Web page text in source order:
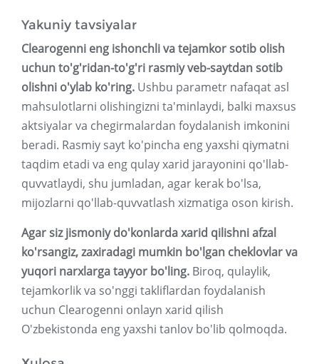
Yakuniy tavsiyalar
Clearogenni eng ishonchli va tejamkor sotib olish
uchun to'g'ridan-to'g'ri rasmiy veb-saytdan sotib
olishni o'ylab ko'ring. Ushbu parametr nafaqat asl
mahsulotlarni olishingizni ta'minlaydi, balki maxsus
aktsiyalar va chegirmalardan foydalanish imkonini
beradi. Rasmiy sayt ko'pincha eng yaxshi qiymatni
taqdim etadi va eng qulay xarid jarayonini qo'llab-
quvvatlaydi, shu jumladan, agar kerak bo'lsa,
mijozlarni qo'llab-quvvatlash xizmatiga oson kirish.
Agar siz jismoniy do'konlarda xarid qilishni afzal
ko'rsangiz, zaxiradagi mumkin bo'lgan cheklovlar va
yuqori narxlarga tayyor bo'ling. Biroq, qulaylik,
tejamkorlik va so'nggi takliflardan foydalanish
uchun Clearogenni onlayn xarid qilish
O'zbekistonda eng yaxshi tanlov bo'lib qolmoqda.